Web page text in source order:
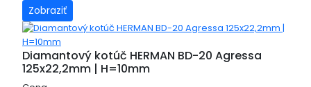
Zobraziť
Diamantový kotúč HERMAN BD-20 Agressa
125x22,2mm | H=10mm